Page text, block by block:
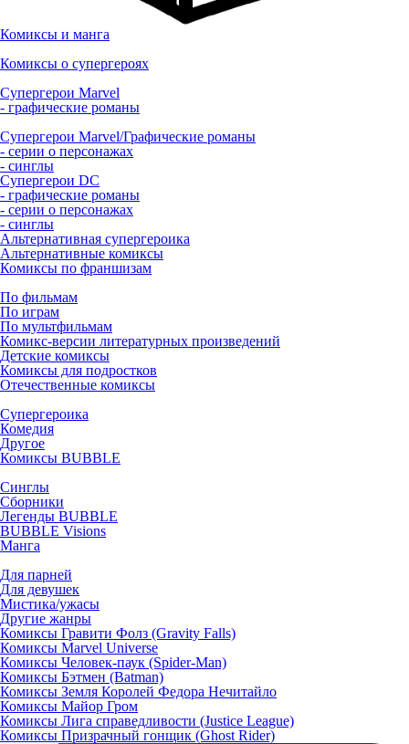
Комиксы и манга
Комиксы о супергероях
Супергерои Marvel
- графические романы
Супергерои Marvel/Графические романы
- серии о персонажах
- синглы
Супергерои DC
- графические романы
- серии о персонажах
- синглы
Альтернативная супергероика
Альтернативные комиксы
Комиксы по франшизам
По фильмам
По играм
По мультфильмам
Комикс-версии литературных произведений
Детские комиксы
Комиксы для подростков
Отечественные комиксы
Супергероика
Комедия
Другое
Комиксы BUBBLE
Синглы
Сборники
Легенды BUBBLE
BUBBLE Visions
Манга
Для парней
Для девушек
Мистика/ужасы
Другие жанры
Комиксы Гравити Фолз (Gravity Falls)
Комиксы Marvel Universe
Комиксы Человек-паук (Spider-Man)
Комиксы Бэтмен (Batman)
Комиксы Земля Королей Федора Нечитайло
Комиксы Майор Гром
Комиксы Лига справедливости (Justice League)
Комиксы Призрачный гонщик (Ghost Rider)